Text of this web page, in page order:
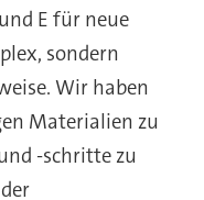
E für neue
sondern
Wir haben
Materialien zu
-schritte zu